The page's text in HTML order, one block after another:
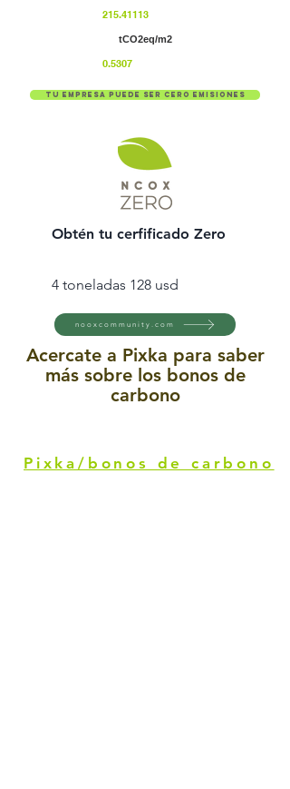
215.41113
tCO2eq/m2
0.5307
Tu empresa puede ser cero emisiones
Obtén tu cerfificado Zero
4 toneladas 128 usd
nooxcommunity.com
Acercate a Pixka para saber
más sobre los bonos de
carbono
Pixka/bonos de carbono